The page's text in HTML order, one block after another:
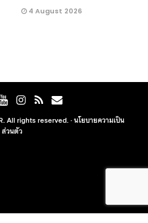
4 August 2026
All rights reserved. ·นโยบายความเป็น
ส่วนตัว